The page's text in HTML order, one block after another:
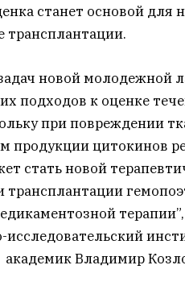
станет основой
трансплантации.
новой молодежной
подходов к оценке
при повреждении
продукции цитокинов
стать новой
трансплантации
Владимир